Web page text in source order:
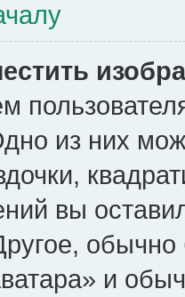
из них
вы
и